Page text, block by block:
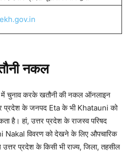
नकल
चुनाव करके खतौनी की नकल ऑनलाइन
प्रदेश के जनपद Eta के भी Khatauni को
है। हां, उत्तर प्रदेश के राजस्व परिषद
Nakal विवरण को देखने के लिए औपचारिक
प्रदेश के किसी भी राज्य, जिला, तहसील